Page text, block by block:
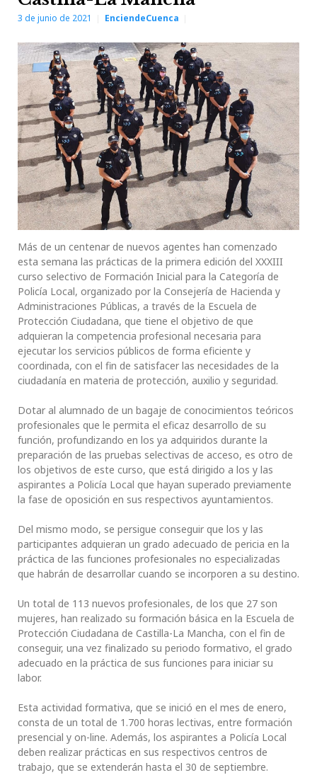
3 de junio de 2021 EnciendeCuenca
Más de un centenar de nuevos agentes han comenzado
esta semana las prácticas de la primera edición del XXXIII
curso selectivo de Formación Inicial para la Categoría de
Policía Local, organizado por la Consejería de Hacienda y
Administraciones Públicas, a través de la Escuela de
Protección Ciudadana, que tiene el objetivo de que
adquieran la competencia profesional necesaria para
ejecutar los servicios públicos de forma eficiente y
coordinada, con el fin de satisfacer las necesidades de la
ciudadanía en materia de protección, auxilio y seguridad.
Dotar al alumnado de un bagaje de conocimientos teóricos
profesionales que le permita el eficaz desarrollo de su
función, profundizando en los ya adquiridos durante la
preparación de las pruebas selectivas de acceso, es otro de
los objetivos de este curso, que está dirigido a los y las
aspirantes a Policía Local que hayan superado previamente
la fase de oposición en sus respectivos ayuntamientos.
Del mismo modo, se persigue conseguir que los y las
participantes adquieran un grado adecuado de pericia en la
práctica de las funciones profesionales no especializadas
que habrán de desarrollar cuando se incorporen a su destino.
Un total de 113 nuevos profesionales, de los que 27 son
mujeres, han realizado su formación básica en la Escuela de
Protección Ciudadana de Castilla-La Mancha, con el fin de
conseguir, una vez finalizado su periodo formativo, el grado
adecuado en la práctica de sus funciones para iniciar su
labor.
Esta actividad formativa, que se inició en el mes de enero,
consta de un total de 1.700 horas lectivas, entre formación
presencial y on-line. Además, los aspirantes a Policía Local
deben realizar prácticas en sus respectivos centros de
trabajo, que se extenderán hasta el 30 de septiembre.